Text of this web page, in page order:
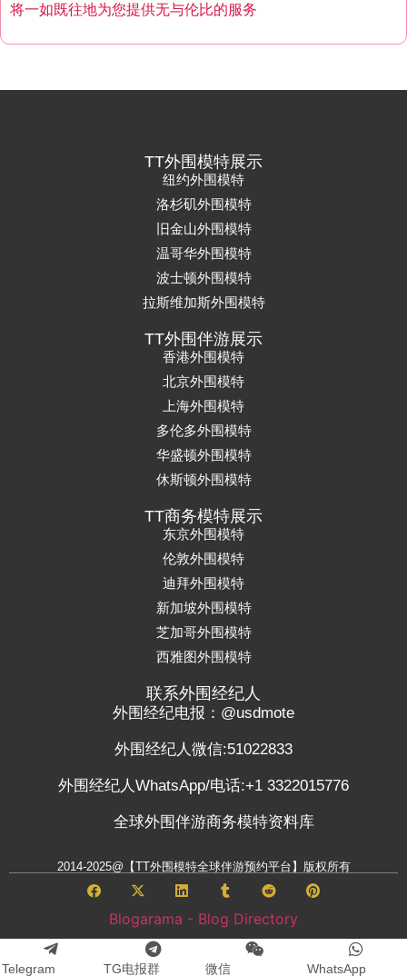
将一如既往地为您提供无与伦比的服务
TT外围模特展示
纽约外围模特
洛杉矶外围模特
旧金山外围模特
温哥华外围模特
波士顿外围模特
拉斯维加斯外围模特
TT外围伴游展示
香港外围模特
北京外围模特
上海外围模特
多伦多外围模特
华盛顿外围模特
休斯顿外围模特
TT商务模特展示
东京外围模特
伦敦外围模特
迪拜外围模特
新加坡外围模特
芝加哥外围模特
西雅图外围模特
联系外围经纪人
外围经纪电报：@usdmote
外围经纪人微信:51022833
外围经纪人WhatsApp/电话:+1 3322015776
全球外围伴游商务模特资料库
2014-2025@【TT外围模特全球伴游预约平台】版权所有
Blogarama - Blog Directory
Telegram TG电报群 微信 WhatsApp